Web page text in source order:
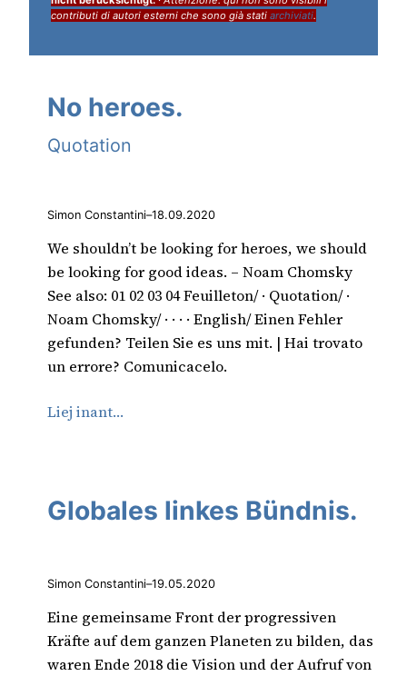
contributi di autori esterni che sono già stati archiviati.
No heroes.
Quotation
Simon Constantini–18.09.2020
We shouldn’t be looking for heroes, we should
be looking for good ideas. – Noam Chomsky
See also: 01 02 03 04 Feuilleton/ · Quotation/ ·
Noam Chomsky/ · · · · English/ Einen Fehler
gefunden? Teilen Sie es uns mit. | Hai trovato
un errore? Comunicacelo.
Liej inant…
Globales linkes Bündnis.
Simon Constantini–19.05.2020
Eine gemeinsame Front der progressiven
Kräfte auf dem ganzen Planeten zu bilden, das
waren Ende 2018 die Vision und der Aufruf von